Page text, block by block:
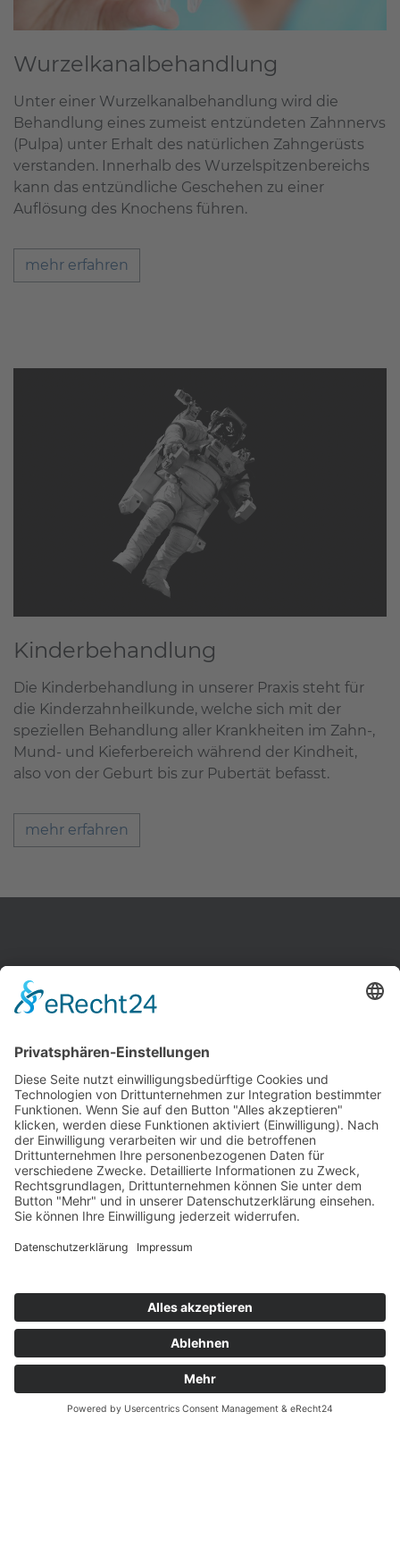
Wurzelkanalbehandlung
Unter einer Wurzelkanalbehandlung wird die
Behandlung eines zumeist entzündeten Zahnnervs
(Pulpa) unter Erhalt des natürlichen Zahngerüsts
verstanden. Innerhalb des Wurzelspitzenbereichs
kann das entzündliche Geschehen zu einer
Auflösung des Knochens führen.
mehr erfahren
Kinderbehandlung
Die Kinderbehandlung in unserer Praxis steht für
die Kinderzahnheilkunde, welche sich mit der
speziellen Behandlung aller Krankheiten im Zahn-,
Mund- und Kieferbereich während der Kindheit,
also von der Geburt bis zur Pubertät befasst.
mehr erfahren
Zahnärzte Potsdam
Zahnarzt Suche
Notdienste Potsdam
Zahnarzt Notdienst
Wussten Sie schon?
©2026 Zahnärzte Potsdam
Datenschutzerklärung